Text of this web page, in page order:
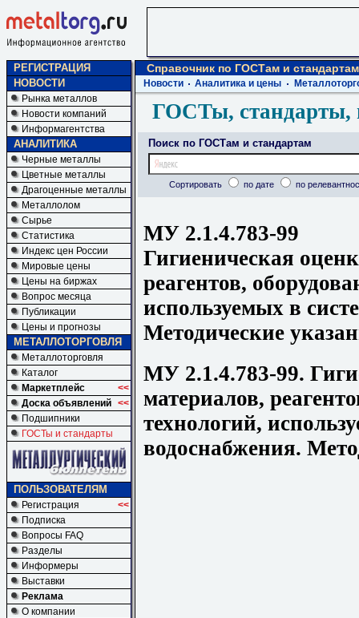
РЕГИСТРАЦИЯ
НОВОСТИ
Рынка металлов
Новости компаний
Информагентства
АНАЛИТИКА
Черные металлы
Цветные металлы
Драгоценные металлы
Металлолом
Сырье
Статистика
Индекс цен России
Мировые цены
Цены на биржах
Вопрос месяца
Публикации
Цены и прогнозы
МЕТАЛЛОТОРГОВЛЯ
Металлоторговля
Каталог
Маркетплейс
<<
Доска объявлений <<
Подшипники
ГОСТы и стандарты
ПОЛЬЗОВАТЕЛЯМ
Регистрация
<<
Подписка
Вопросы FAQ
Разделы
Информеры
Выставки
Реклама
О компании
Справочник по ГОСТам и стандартам
Новости Аналитика и цены
ГОСТы, стандарты,
Поиск по ГОСТам и стандартам
Сортировать по дате по
МУ 2.1.4.783-99
Гигиеническая
реагентов,
используемых в
Методические
МУ 2.1.4.783-99.
материалов,
технологий,
водоснабжения.